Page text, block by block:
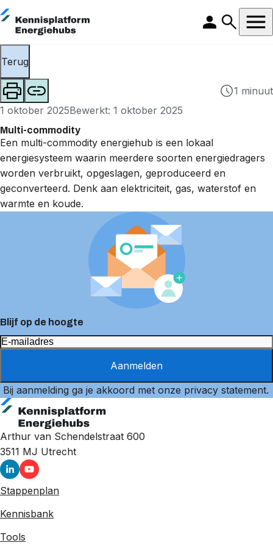
Terug
1 minuut
1 oktober 2025Bewerkt: 1 oktober 2025
Multi-commodity
Een multi-commodity energiehub is een lokaal
energiesysteem waarin meerdere soorten energiedragers
worden verbruikt, opgeslagen, geproduceerd en
geconverteerd. Denk aan elektriciteit, gas, waterstof en
warmte en koude.
Blijf op de hoogte
Aanmelden
Bij aanmelding ga je akkoord met onze privacy statement.
Arthur van Schendelstraat 600
3511 MJ Utrecht
Stappenplan
Kennisbank
Tools